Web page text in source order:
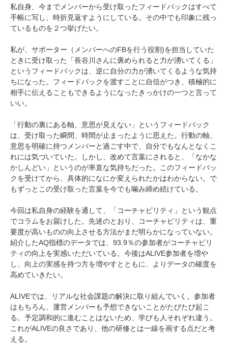
私自身、今までメンバーから受け取ったフィードバックはすべて
手帳に写し、時折見返すようにしている。その中でも印象に残っ
ているものを２つ挙げたい。
私が、サポーター（メンバーへのFBを行う役割)を担当していた
ときに受け取った「長谷川さんに褒められると力が湧いてくる」
というフィードバックは、逆に自分の力が湧いてくるような気持
ちになった。フィードバックを渡すことに自信がつき、積極的に
相手に伝えることもできるようになったきっかけの一つと言って
いい。
「行動の裏にある軸、意思が見えない」というフィードバック
は、受け取った瞬間、時間が止まったように思えた。行動の軸、
意思を明確に持つメンバーと過ごす中で、自分でもなんとなくこ
れには気づいていた。しかし、改めて言葉にされると、「なかな
かしんどい」というのが率直な気持ちだった。このフィードバッ
クを受けてから、具体的になにか変えられたかはわからない。で
もずっとこの受け取った言葉を今でも噛み締め続けている。
今回は私自身の経験を通して、「コーチャビリティ」という観点
でコラムをお届けした。先述のとおり、コーチャビリティは、重
要度が高いものの向上させる方法がまだ明らかになっていない。
紹介したAQ指標のデータでは、93.9％の参加者がコーチャビリ
ティの向上を実感いただいている。今後はALIVE参加者を増や
し、向上の実感を持つ方を増やすとともに、よりデータの確度を
高めていきたい。
ALIVEでは、リアルな社会課題の解決に取り組んでいく。参加者
はもちろん、運営メンバーも予想できないことがたびたび起こ
る。予定調和的に進むことはないため、学びも人それぞれ違う。
これがALIVEの良さであり、他の研修とは一線を画する点だと考
える。